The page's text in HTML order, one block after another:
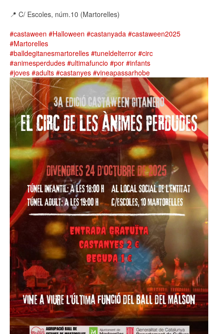
📍 C/ Escoles, núm.10 (Martorelles)
#castaween #Halloween #castanyada #castaween2025
#Martorelles
#balldegitanesmartorelles #tuneldelterror #circ
#animesperdudes #ultimafuncio #por #infants
#joves #adults #castanyes #vineapassarhobe